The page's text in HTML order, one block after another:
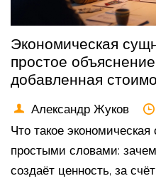
Экономическая
простое
добавленная
Александр Жуков
Что такое
простыми словами:
создаёт ценность, за